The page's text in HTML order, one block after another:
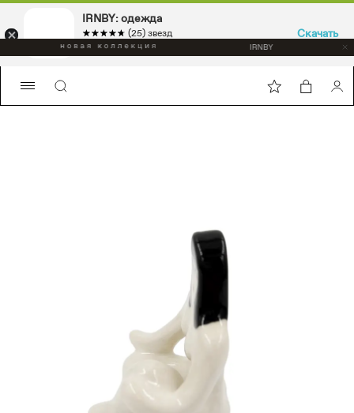
IRNBY: одежда
☆☆☆☆☆
★★★★★ (25) звезд
Sport & casual, аксессуары
Скачать